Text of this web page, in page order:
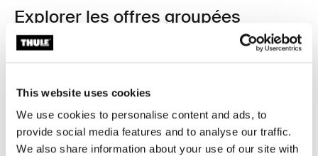
This website uses cookies
We use cookies to personalise content and ads, to
provide social media features and to analyse our traffic.
We also share information about your use of our site with
Explorer les offres groupées